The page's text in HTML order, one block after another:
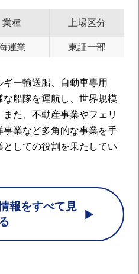
業種
運業
上場区分
東証一部
ギー輸送船、自動車専用
船隊を運航し、世界規模
た、不動産事業やフェリ
業など多角的な事業を手
しての役割を果たしてい
報をすべて見
る